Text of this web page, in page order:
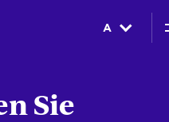
A
Sie